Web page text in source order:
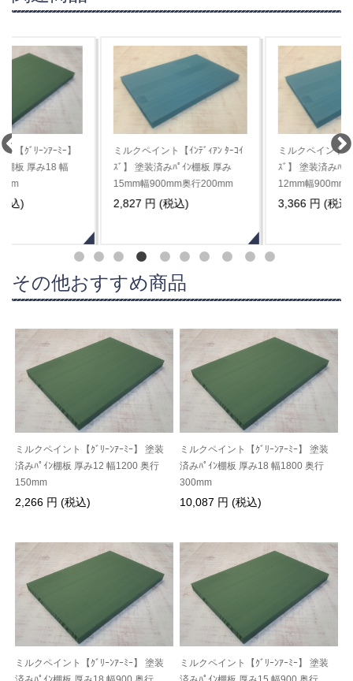
ミルクペイント【ｲﾝﾃﾞｨｱﾝ ﾀｰｺｲ
ｽﾞ】 塗装済みﾊﾟｲﾝ棚板 厚み
15mm幅900mm奥行200mm
ミルクペイント【ｲﾝﾃﾞｨｱﾝ ﾀｰｺｲ
ｽﾞ】 塗装済みﾊﾟｲﾝ棚板 厚み
12mm幅900mm奥行300mm
その他おすすめ商品
ミルクペイント【ｸﾞﾘｰﾝｱｰﾐｰ】 塗装
済みﾊﾟｲﾝ棚板 厚み12 幅1200 奥行
150mm
2,266 円 (税込)
ミルクペイント【ｸﾞﾘｰﾝｱｰﾐｰ】 塗装
済みﾊﾟｲﾝ棚板 厚み18 幅1800 奥行
300mm
10,087 円 (税込)
ミルクペイント【ｸﾞﾘｰﾝｱｰﾐｰ】 塗装
ミルクペイント【ｸﾞﾘｰﾝｱｰﾐｰ】 塗装